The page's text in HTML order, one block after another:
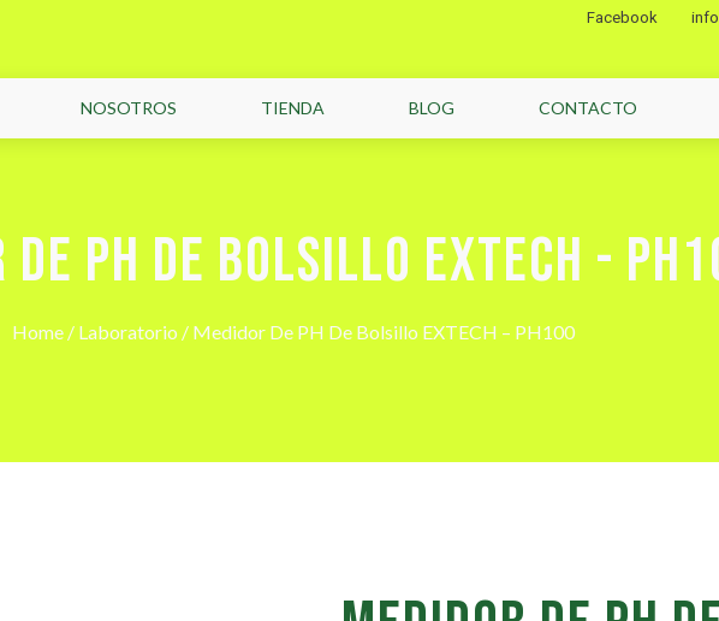
Facebook
NOSOTROS TIENDA BLOG CONTACTO
DE PH DE BOLSILLO EXTECH -
Home / Laboratorio / Medidor De PH De Bolsillo EXTECH – PH100